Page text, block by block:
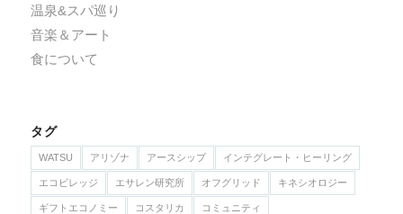
温泉&スパ巡り
音楽＆アート
食について
タグ
WATSU アリゾナ アースシップ インテグレート・ヒーリング
エコビレッジ エサレン研究所 オフグリッド キネシオロジー
ギフトエコノミー コスタリカ コミュニティ